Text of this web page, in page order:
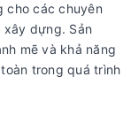
cho các chuyên
dựng. Sản
mẽ và khả năng
trong quá trình